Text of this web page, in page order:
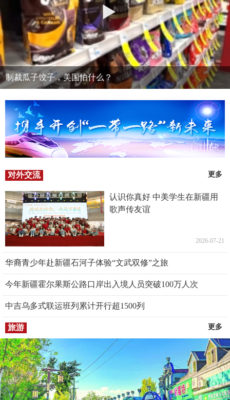
制裁瓜子饺子，美国怕什么？
对外交流 更多
认识你真好 中美学生在新疆用
歌声传友谊
2026-07-21
华裔青少年赴新疆石河子体验“文武双修”之旅
今年新疆霍尔果斯公路口岸出入境人员突破100万人次
中吉乌多式联运班列累计开行超1500列
旅游 更多